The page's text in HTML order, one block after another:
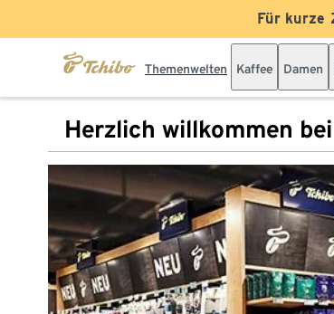
Für kurze
Themenwelten Kaffee Damen
Herzlich willkommen